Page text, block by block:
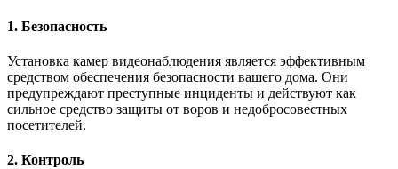
1. Безопасность
Установка камер видеонаблюдения является эффективным
средством обеспечения безопасности вашего дома. Они
предупреждают преступные инциденты и действуют как
сильное средство защиты от воров и недобросовестных
посетителей.
2. Контроль